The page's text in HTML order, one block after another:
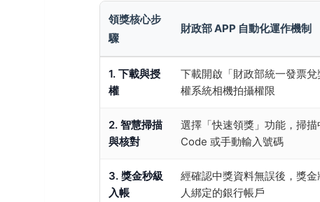
領獎核心步
驟
財政部 APP 自動化運作機制
1. 下載與授
權
下載開啟「財政部統一發票
權系統相機拍攝權限
2. 智慧掃描
與核對
選擇「快速領獎」功能，掃描
Code 或手動輸入號碼
3. 獎金秒級
入帳
經確認中獎資料無誤後，獎
人綁定的銀行帳戶